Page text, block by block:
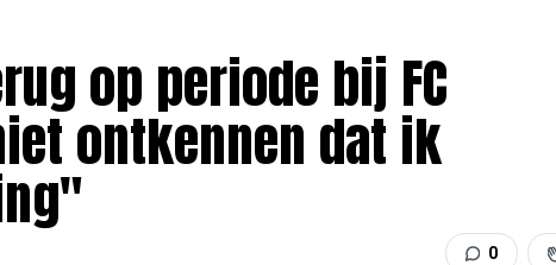
op periode bij FC
ontkennen dat ik
0